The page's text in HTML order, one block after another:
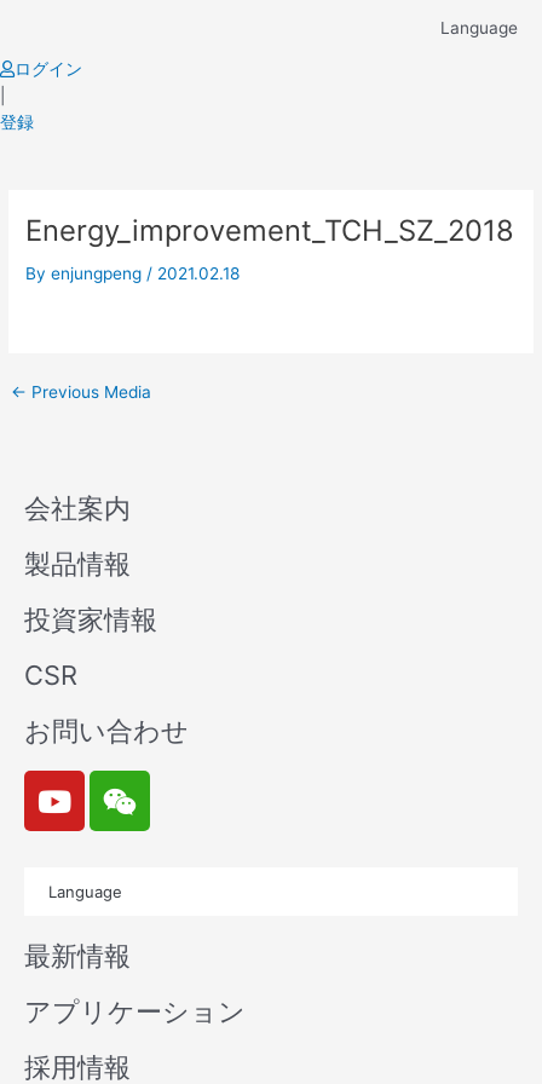
content
Language
ログイン
登録
Energy_improvement_TCH_SZ_2018
Byenjungpeng / 2021.02.18
navigation
← Previous Media
会社案内
製品情報
投資家情報
CSR
お問い合わせ
Y
o
u
b
e
W
e
i
n
Language
最新情報
アプリケーション
採用情報